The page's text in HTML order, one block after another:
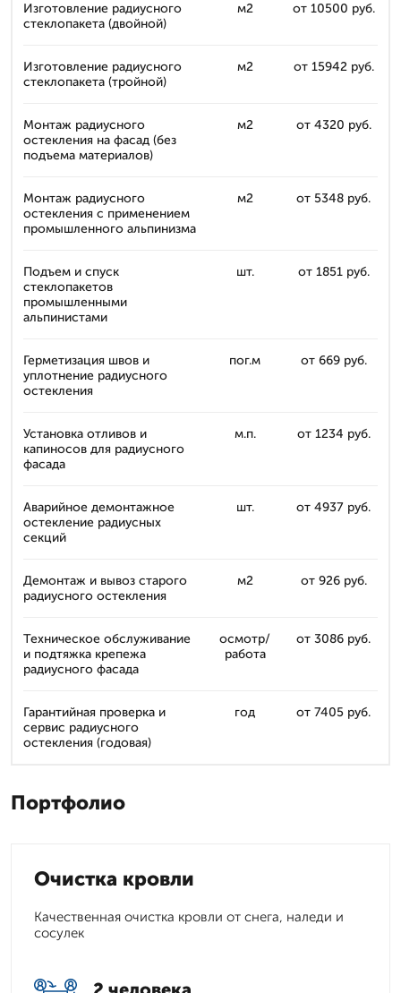
Изготовление радиусного
стеклопакета (двойной)
м2 от 10500 руб.
Изготовление радиусного
стеклопакета (тройной)
м2 от 15942 руб.
Монтаж радиусного
остекления на фасад (без
подъема материалов)
м2 от 4320 руб.
Монтаж радиусного
остекления с применением
промышленного альпинизма
м2 от 5348 руб.
Подъем и спуск
стеклопакетов
промышленными
альпинистами
шт. от 1851 руб.
Герметизация швов и
уплотнение радиусного
остекления
пог.м от 669 руб.
Установка отливов и
капиносов для радиусного
фасада
м.п. от 1234 руб.
Аварийное демонтажное
остекление радиусных
секций
шт. от 4937 руб.
Демонтаж и вывоз старого
радиусного остекления
м2 от 926 руб.
Техническое обслуживание
и подтяжка крепежа
радиусного фасада
осмотр/
работа
от 3086 руб.
Гарантийная проверка и
сервис радиусного
остекления (годовая)
год от 7405 руб.
Портфолио
Очистка кровли
Качественная очистка кровли от снега, наледи и
сосулек